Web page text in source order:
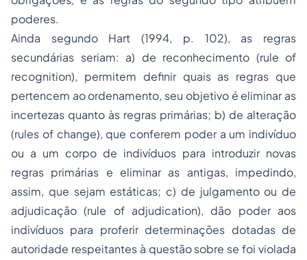
poderes.
Ainda segundo Hart (1994, p. 102), as regras
secundárias seriam: a) de reconhecimento (rule of
recognition), permitem definir quais as regras que
pertencem ao ordenamento, seu objetivo é eliminar as
incertezas quanto às regras primárias; b) de alteração
(rules of change), que conferem poder a um indivíduo
ou a um corpo de indivíduos para introduzir novas
regras primárias e eliminar as antigas, impedindo,
assim, que sejam estáticas; c) de julgamento ou de
adjudicação (rule of adjudication), dão poder aos
indivíduos para proferir determinações dotadas de
autoridade respeitantes à questão sobre se foi violada